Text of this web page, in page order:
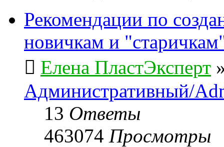
Рекомендации по
новичкам и
Елена ПластЭксперт
Административный/
13 Ответы
463074 Просмотры